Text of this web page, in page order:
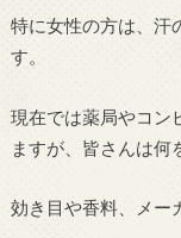
特に女性の方は、汗
す。
現在では薬局やコン
ますが、皆さんは何
効き目や香料、メー